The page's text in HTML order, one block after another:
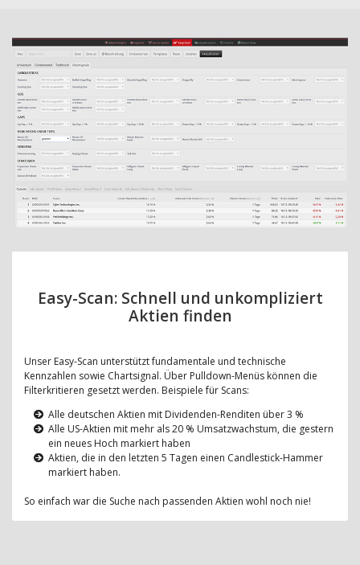
Easy-Scan: Schnell und unkompliziert
Aktien finden
Unser Easy-Scan unterstützt fundamentale und technische
Kennzahlen sowie Chartsignal. Über Pulldown-Menüs können die
Filterkritieren gesetzt werden. Beispiele für Scans:
Alle deutschen Aktien mit Dividenden-Renditen über 3 %
Alle US-Aktien mit mehr als 20 % Umsatzwachstum, die gestern
ein neues Hoch markiert haben
Aktien, die in den letzten 5 Tagen einen Candlestick-Hammer
markiert haben.
So einfach war die Suche nach passenden Aktien wohl noch nie!